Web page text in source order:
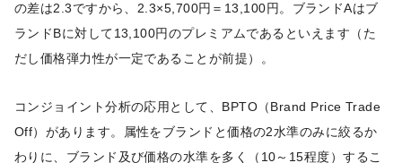
の差は2.3ですから、2.3×5,700円＝13,100円。ブランドAはブ
ランドBに対して13,100円のプレミアムであるといえます（た
だし価格弾力性が一定であることが前提）。
コンジョイント分析の応用として、BPTO（Brand Price Trade
Off）があります。属性をブランドと価格の2水準のみに絞るか
わりに、ブランド及び価格の水準を多く（10～15程度）するこ